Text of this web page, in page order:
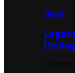
Bisnis